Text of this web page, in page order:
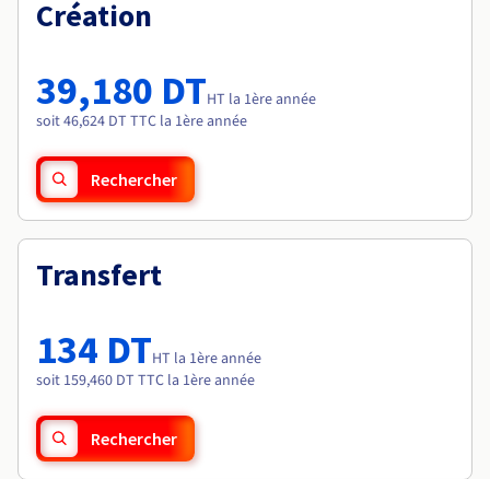
Tarifs
Roadmap & Changelog
Roadmap & Changelog
Création
39,180 DTHT la 1ère année
soit 46,624 DT TTC la 1ère année
Rechercher
Transfert
134 DTHT la 1ère année
soit 159,460 DT TTC la 1ère année
Rechercher